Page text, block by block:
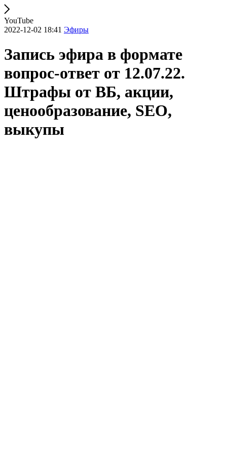
YouTube
2022-12-02 18:41 Эфиры
Запись эфира в формате
вопрос-ответ от 12.07.22.
Штрафы от ВБ, акции,
ценообразование, SEO,
выкупы